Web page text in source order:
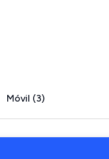
Móvil (3)